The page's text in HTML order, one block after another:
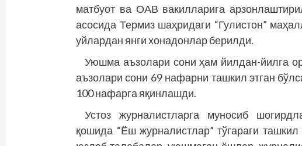
матбуот ва ОАВ вакилларига
асосида Термиз шаҳридаги “Гулистон”
уйлардан янги хонадонлар берилди.
Уюшма аъзолари сони ҳам йилдан-йилга
аъзолари сони 69 нафарни ташкил этган
100 нафарга яқинлашди.
Устоз журналистларга муносиб
қошида “Ёш журналистлар” тўгараги ташкил